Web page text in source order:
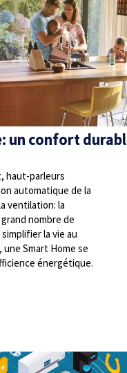
un confort
haut-parleurs
automatique de la
ventilation: la
nombre de
la vie au
Smart Home se
énergétique.